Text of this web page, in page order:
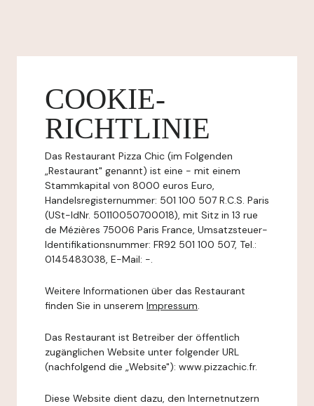
COOKIE-
RICHTLINIE
Das Restaurant Pizza Chic (im Folgenden
„Restaurant" genannt) ist eine - mit einem
Stammkapital von 8000 euros Euro,
Handelsregisternummer: 501 100 507 R.C.S. Paris
(USt-IdNr. 50110050700018), mit Sitz in 13 rue
de Mézières 75006 Paris France, Umsatzsteuer-
Identifikationsnummer: FR92 501 100 507, Tel.:
0145483038, E-Mail: -.
Weitere Informationen über das Restaurant
finden Sie in unserem Impressum.
Das Restaurant ist Betreiber der öffentlich
zugänglichen Website unter folgender URL
(nachfolgend die „Website"): www.pizzachic.fr.
Diese Website dient dazu, den Internetnutzern